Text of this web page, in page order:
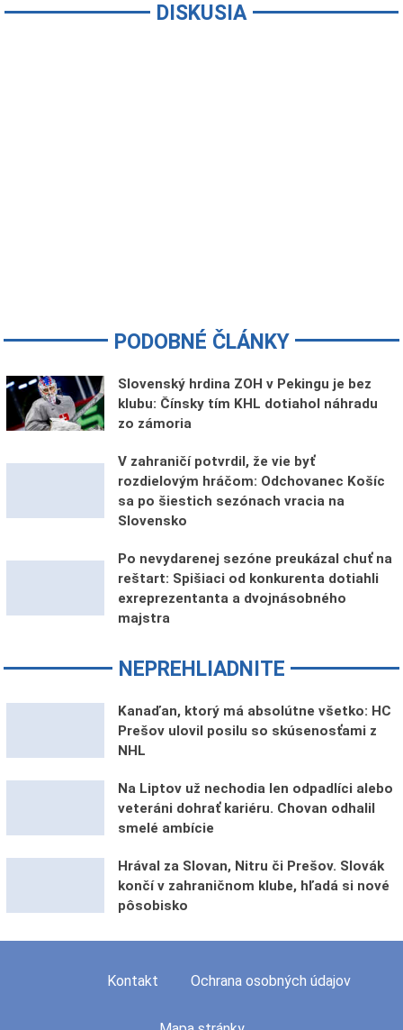
DISKUSIA
PODOBNÉ ČLÁNKY
Slovenský hrdina ZOH v Pekingu je bez
klubu: Čínsky tím KHL dotiahol náhradu
zo zámoria
V zahraničí potvrdil, že vie byť
rozdielovým hráčom: Odchovanec Košíc
sa po šiestich sezónach vracia na
Slovensko
Po nevydarenej sezóne preukázal chuť na
reštart: Spišiaci od konkurenta dotiahli
exreprezentanta a dvojnásobného
majstra
NEPREHLIADNITE
Kanaďan, ktorý má absolútne všetko: HC
Prešov ulovil posilu so skúsenosťami z
NHL
Na Liptov už nechodia len odpadlíci alebo
veteráni dohrať kariéru. Chovan odhalil
smelé ambície
Hrával za Slovan, Nitru či Prešov. Slovák
končí v zahraničnom klube, hľadá si nové
pôsobisko
Kontakt Ochrana osobných údajov